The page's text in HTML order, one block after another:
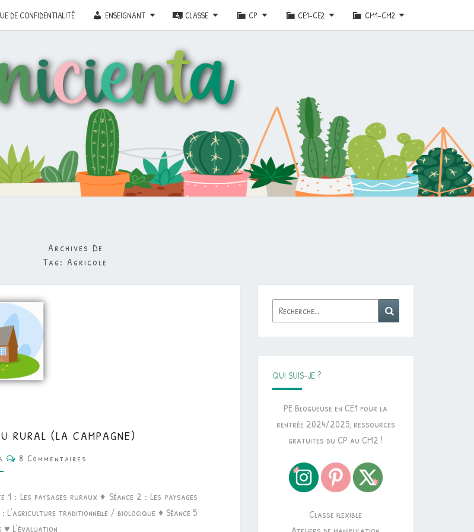
DE CONFIDENTIALITÉ ENSEIGNANT CLASSE CP CE1-CE2 CM1-CM2
Archives De
Tag: Agricole
RURAL (LA CAMPAGNE)
Commentaires
8 Commentaires
1 : Les paysages ruraux ♦ Séance 2 : Les paysages
L’agriculture traditionnelle / biologique ♦ Séance 5
♥ L’évaluation
Rechercher :
QUI SUIS-JE ?
PE Blogueuse en CE1 pour la
rentrée 2024/2025, ressources
gratuites du CP au CM2 !
Classe flexible